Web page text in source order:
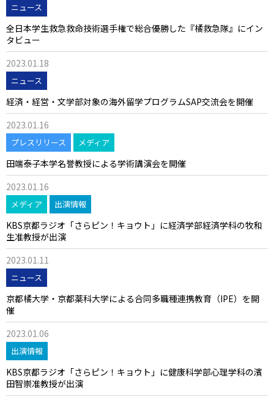
ニュース
全日本学生救急救命技術選手権で総合優勝した『橘救急隊』にイン
タビュー
2023.01.18
ニュース
経済・経営・文学部対象の海外留学プログラムSAP交流会を開催
2023.01.16
プレスリリース メディア
田端泰子本学名誉教授による学術講演会を開催
2023.01.16
メディア 出演情報
KBS京都ラジオ「さらピン！キョウト」に経済学部経済学科の牧和
生准教授が出演
2023.01.11
ニュース
京都橘大学・京都薬科大学による合同多職種連携教育（IPE）を開
催
2023.01.06
出演情報
KBS京都ラジオ「さらピン！キョウト」に健康科学部心理学科の濱
田智崇准教授が出演